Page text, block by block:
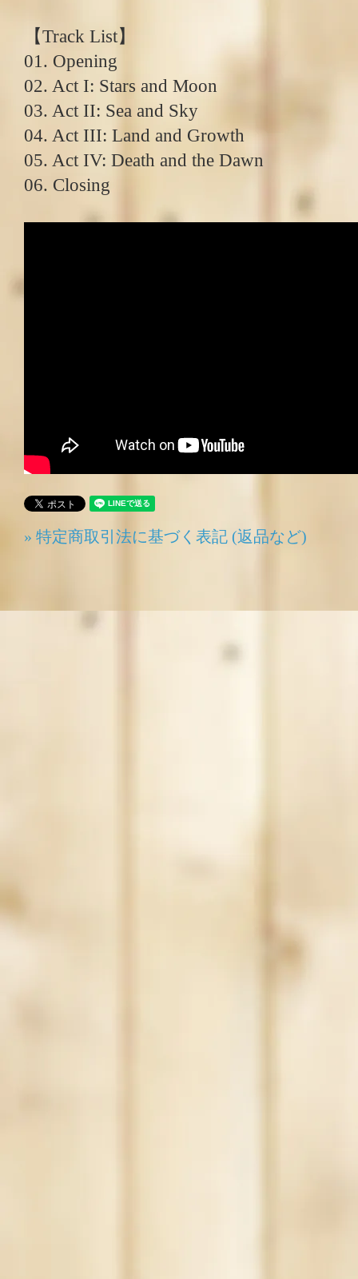
【Track List】
01. Opening
02. Act I: Stars and Moon
03. Act II: Sea and Sky
04. Act III: Land and Growth
05. Act IV: Death and the Dawn
06. Closing
» 特定商取引法に基づく表記 (返品など)